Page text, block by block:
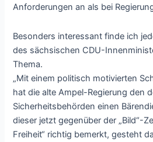
Anforderungen an als bei
Besonders interessant finde ich
des sächsischen CDU-
Thema.
„Mit einem politisch motivierten
hat die alte Ampel-Regierung den
Sicherheitsbehörden einen
dieser jetzt gegenüber der „Bild“-
Freiheit“ richtig bemerkt, gesteht